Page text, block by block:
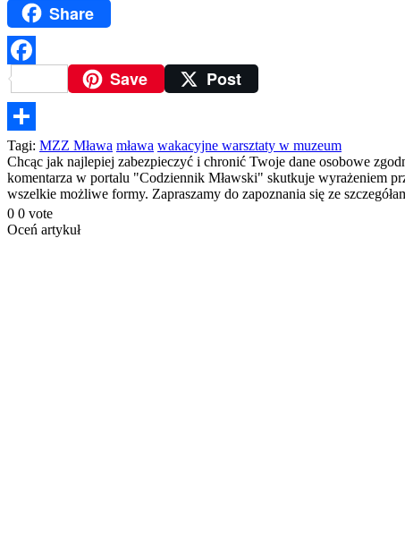
Share
FacebookSave Post
Podziel
się
Tagi: MZZ Mława mława wakacyjne warsztaty w muzeum
Chcąc jak najlepiej zabezpieczyć i chronić Twoje dane osobowe
komentarza w portalu "Codziennik Mławski" skutkuje wyrażeniem
wszelkie możliwe formy. Zapraszamy do zapoznania się ze
0 0 vote
Oceń artykuł